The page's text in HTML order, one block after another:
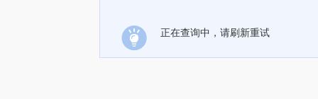
正在查询中，请刷新重试